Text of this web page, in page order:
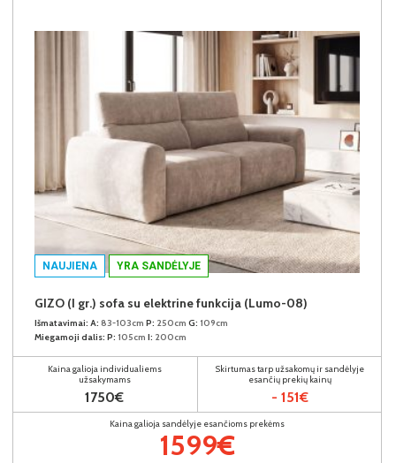
NAUJIENA YRA SANDĖLYJE
GIZO (I gr.) sofa su elektrine funkcija (Lumo-08)
Išmatavimai: A: 83-103cm P: 250cm G: 109cm
Miegamoji dalis: P: 105cm I: 200cm
Kaina galioja individualiems
užsakymams
1750€
Skirtumas tarp užsakomų ir sandėlyje
esančių prekių kainų
- 151€
Kaina galioja sandėlyje esančioms prekėms
1599€